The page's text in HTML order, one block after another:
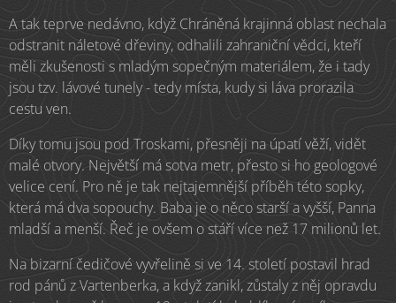
A tak teprve nedávno, když Chráněná krajinná oblast nechala
odstranit náletové dřeviny, odhalili zahraniční vědci, kteří
měli zkušenosti s mladým sopečným materiálem, že i tady
jsou tzv. lávové tunely - tedy místa, kudy si láva prorazila
cestu ven.
Díky tomu jsou pod Troskami, přesněji na úpatí věží, vidět
malé otvory. Největší má sotva metr, přesto si ho geologové
velice cení. Pro ně je tak nejtajemnější příběh této sopky,
která má dva sopouchy. Baba je o něco starší a vyšší, Panna
mladší a menší. Řeč je ovšem o stáří více než 17 milionů let.
Na bizarní čedičové vyvřelině si ve 14. století postavil hrad
rod pánů z Vartenberka, a když zanikl, zůstaly z něj opravdu